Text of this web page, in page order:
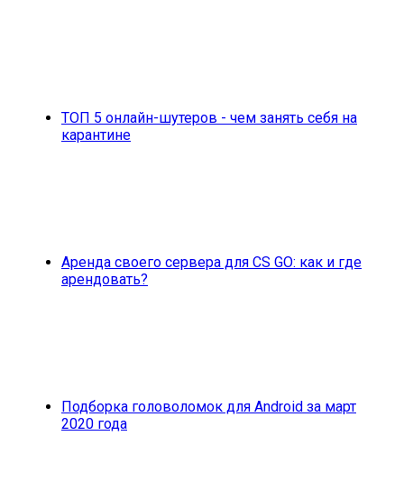
ТОП 5 онлайн-шутеров - чем занять себя на
карантине
Аренда своего сервера для CS GO: как и где
арендовать?
Подборка головоломок для Android за март
2020 года